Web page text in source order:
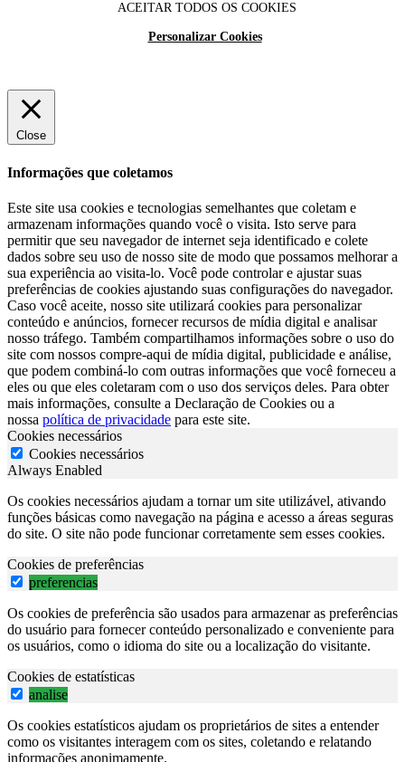
ACEITAR TODOS OS COOKIES
Personalizar Cookies
Close
Informações que coletamos
Este site usa cookies e tecnologias semelhantes que coletam e
armazenam informações quando você o visita. Isto serve para
permitir que seu navegador de internet seja identificado e colete
dados sobre seu uso de nosso site de modo que possamos melhorar a
sua experiência ao visita-lo. Você pode controlar e ajustar suas
preferências de cookies ajustando suas configurações do navegador.
Caso você aceite, nosso site utilizará cookies para personalizar
conteúdo e anúncios, fornecer recursos de mídia digital e analisar
nosso tráfego. Também compartilhamos informações sobre o uso do
site com nossos compre-aqui de mídia digital, publicidade e análise,
que podem combiná-lo com outras informações que você forneceu a
eles ou que eles coletaram com o uso dos serviços deles. Para obter
mais informações, consulte a Declaração de Cookies ou a
nossa política de privacidade para este site.
Cookies necessários
Cookies necessários
Always Enabled
Os cookies necessários ajudam a tornar um site utilizável, ativando
funções básicas como navegação na página e acesso a áreas seguras
do site. O site não pode funcionar corretamente sem esses cookies.
Cookies de preferências
preferencias
Os cookies de preferência são usados para armazenar as preferências
do usuário para fornecer conteúdo personalizado e conveniente para
os usuários, como o idioma do site ou a localização do visitante.
Cookies de estatísticas
analise
Os cookies estatísticos ajudam os proprietários de sites a entender
como os visitantes interagem com os sites, coletando e relatando
informações anonimamente.